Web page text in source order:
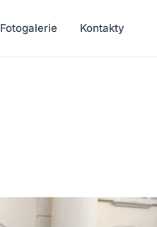
Fotogalerie Kontakty